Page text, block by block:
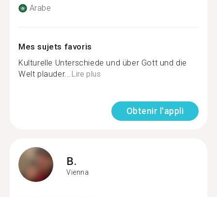
Arabe
Mes sujets favoris
Kulturelle Unterschiede und über Gott und die
Welt plauder...Lire plus
Obtenir l'appli
B.
Vienna